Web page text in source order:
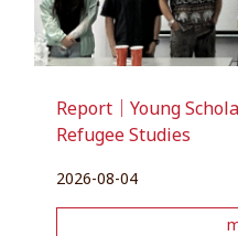
Report｜Young
Refugee Studies
2026-08-04